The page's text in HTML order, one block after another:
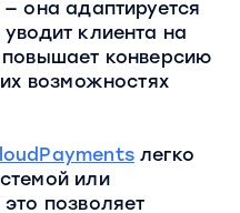
она адаптируется
клиента на
конверсию
возможностях
легко
или
позволяет